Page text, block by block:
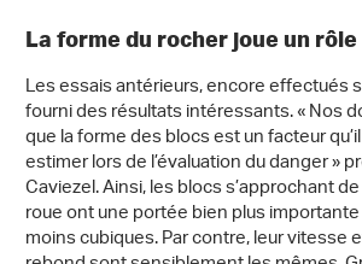
La forme du rocher joue un rôle
Les essais antérieurs, encore effectués
fourni des résultats intéressants. « Nos
que la forme des blocs est un facteur
estimer lors de l’évaluation du danger »
Caviezel. Ainsi, les blocs s’approchant
roue ont une portée bien plus
moins cubiques. Par contre, leur vitesse